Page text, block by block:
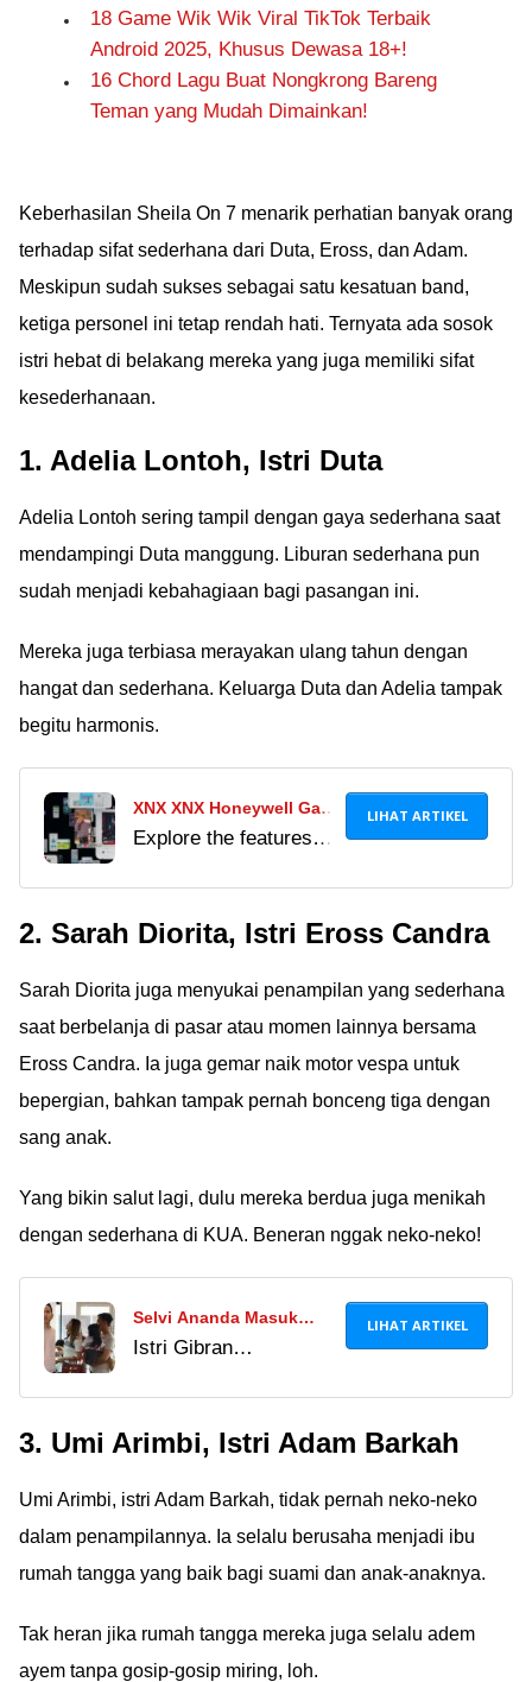
18 Game Wik Wik Viral TikTok Terbaik
Android 2025, Khusus Dewasa 18+!
16 Chord Lagu Buat Nongkrong Bareng
Teman yang Mudah Dimainkan!
Keberhasilan Sheila On 7 menarik perhatian banyak orang
terhadap sifat sederhana dari Duta, Eross, dan Adam.
Meskipun sudah sukses sebagai satu kesatuan band,
ketiga personel ini tetap rendah hati. Ternyata ada sosok
istri hebat di belakang mereka yang juga memiliki sifat
kesederhanaan.
1. Adelia Lontoh, Istri Duta
Adelia Lontoh sering tampil dengan gaya sederhana saat
mendampingi Duta manggung. Liburan sederhana pun
sudah menjadi kebahagiaan bagi pasangan ini.
Mereka juga terbiasa merayakan ulang tahun dengan
hangat dan sederhana. Keluarga Duta dan Adelia tampak
begitu harmonis.
XNX XNX Honeywell Gas
Detector Datasheet XNX
Explore the features
Detector datasheet
about its key features,
technical
specifications, price,
LIHAT ARTIKEL
2. Sarah Diorita, Istri Eross Candra
Sarah Diorita juga menyukai penampilan yang sederhana
saat berbelanja di pasar atau momen lainnya bersama
Eross Candra. Ia juga gemar naik motor vespa untuk
bepergian, bahkan tampak pernah bonceng tiga dengan
sang anak.
Yang bikin salut lagi, dulu mereka berdua juga menikah
dengan sederhana di KUA. Beneran nggak neko-neko!
Selvi Ananda Masuk
Butik Mewah Sambil
Langsung Dilupain!
Istri Gibran
hedonnya saat ngemall
beri sindiran pedas,
sebut mereka sudah
lupa soal produk lokal
Gimana menurut
LIHAT ARTIKEL
3. Umi Arimbi, Istri Adam Barkah
Umi Arimbi, istri Adam Barkah, tidak pernah neko-neko
dalam penampilannya. Ia selalu berusaha menjadi ibu
rumah tangga yang baik bagi suami dan anak-anaknya.
Tak heran jika rumah tangga mereka juga selalu adem
ayem tanpa gosip-gosip miring, loh.